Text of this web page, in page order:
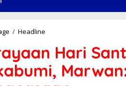
/ Headline
r
a
y
a
Hari